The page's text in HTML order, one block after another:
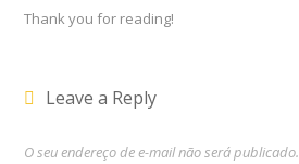
Thank you for reading!
Leave a Reply
O seu endereço de e-mail não será publicado.